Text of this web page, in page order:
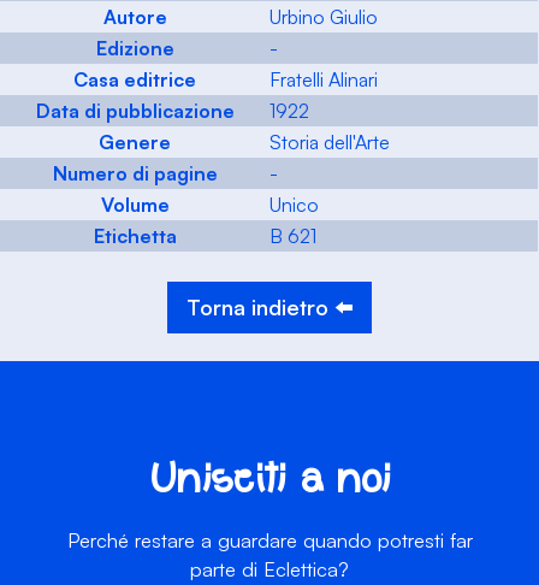
Autore
Urbino Giulio
Edizione
-
Casa editrice
Fratelli Alinari
Data di pubblicazione
1922
Genere
Storia dell'Arte
Numero di pagine
-
Volume
Unico
Etichetta
B 621
Torna indietro ⬅️
Unisciti a noi
Perché restare a guardare quando potresti far
parte di Eclettica?